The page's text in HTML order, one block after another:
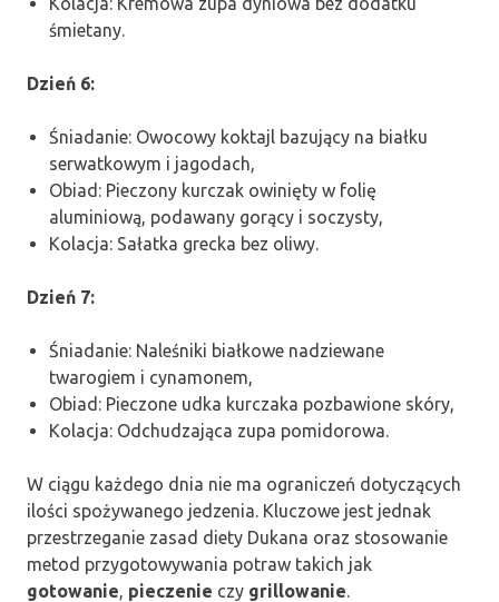
śmietany.
Dzień 6:
Śniadanie: Owocowy koktajl bazujący na białku
serwatkowym i jagodach,
Obiad: Pieczony kurczak owinięty w folię
aluminiową, podawany gorący i soczysty,
Kolacja: Sałatka grecka bez oliwy.
Dzień 7:
Śniadanie: Naleśniki białkowe nadziewane
twarogiem i cynamonem,
Obiad: Pieczone udka kurczaka pozbawione skóry,
Kolacja: Odchudzająca zupa pomidorowa.
W ciągu każdego dnia nie ma ograniczeń dotyczących
ilości spożywanego jedzenia. Kluczowe jest jednak
przestrzeganie zasad diety Dukana oraz stosowanie
metod przygotowywania potraw takich jak
gotowanie, pieczenie czy grillowanie.